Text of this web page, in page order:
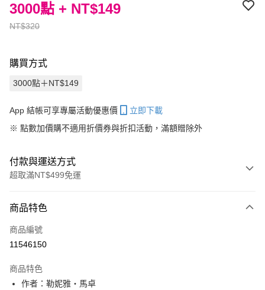
NT$320
3000點 + NT$149
購買方式
3000點＋NT$149
App 結帳可享專屬活動優惠價
立即下載
※ 點數加價購不適用折價券與折扣活動，滿額贈除外
付款與運送方式
超取滿NT$499免運
信用卡一次付款
LINE Pay
大哥付你分期
商品特色
商品編號
11546150
商品特色
作者：勒妮雅・馬卓